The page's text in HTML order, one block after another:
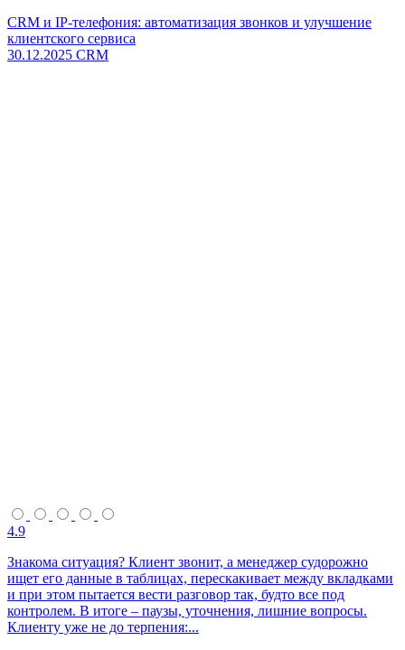
CRM и IP-телефония: автоматизация звонков и улучшение
клиентского сервиса
30.12.2025 CRM
4.9
Знакома ситуация? Клиент звонит, а менеджер судорожно
ищет его данные в таблицах, перескакивает между вкладками
и при этом пытается вести разговор так, будто все под
контролем. В итоге – паузы, уточнения, лишние вопросы.
Клиенту уже не до терпения:...